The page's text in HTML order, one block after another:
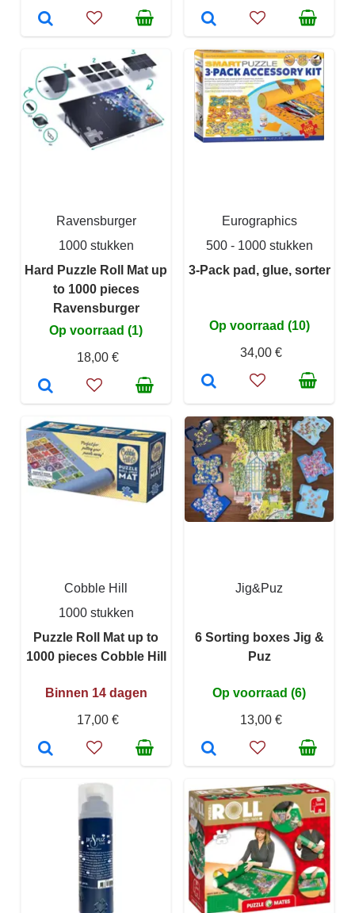
Ravensburger
1000 stukken
Hard Puzzle Roll Mat up
to 1000 pieces
Ravensburger
Op voorraad (1)
18,00 €
Eurographics
500 - 1000 stukken
3-Pack pad, glue, sorter
Op voorraad (10)
34,00 €
Cobble Hill
1000 stukken
Puzzle Roll Mat up to
1000 pieces Cobble Hill
Binnen 14 dagen
17,00 €
Jig&Puz
6 Sorting boxes Jig &
Puz
Op voorraad (6)
13,00 €